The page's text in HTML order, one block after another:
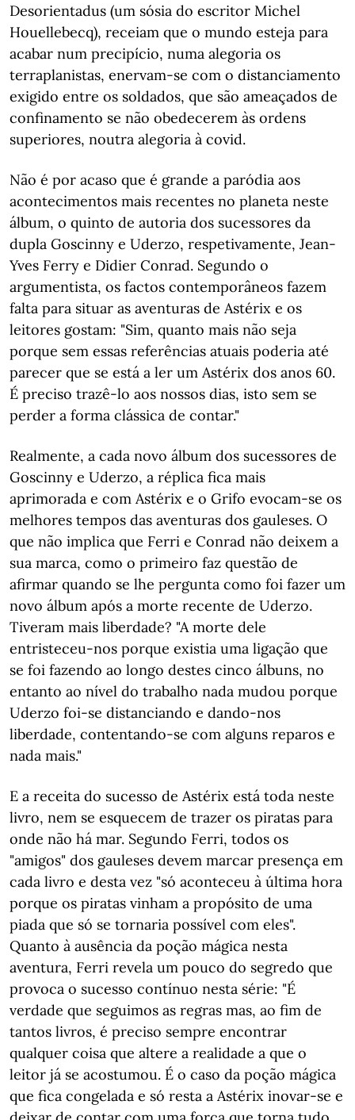
Desorientadus (um sósia do escritor Michel
Houellebecq), receiam que o mundo esteja para
acabar num precipício, numa alegoria os
terraplanistas, enervam-se com o distanciamento
exigido entre os soldados, que são ameaçados de
confinamento se não obedecerem às ordens
superiores, noutra alegoria à covid.
Não é por acaso que é grande a paródia aos
acontecimentos mais recentes no planeta neste
álbum, o quinto de autoria dos sucessores da
dupla Goscinny e Uderzo, respetivamente, Jean-
Yves Ferry e Didier Conrad. Segundo o
argumentista, os factos contemporâneos fazem
falta para situar as aventuras de Astérix e os
leitores gostam: "Sim, quanto mais não seja
porque sem essas referências atuais poderia até
parecer que se está a ler um Astérix dos anos 60.
É preciso trazê-lo aos nossos dias, isto sem se
perder a forma clássica de contar."
Realmente, a cada novo álbum dos sucessores de
Goscinny e Uderzo, a réplica fica mais
aprimorada e com Astérix e o Grifo evocam-se os
melhores tempos das aventuras dos gauleses. O
que não implica que Ferri e Conrad não deixem a
sua marca, como o primeiro faz questão de
afirmar quando se lhe pergunta como foi fazer um
novo álbum após a morte recente de Uderzo.
Tiveram mais liberdade? "A morte dele
entristeceu-nos porque existia uma ligação que
se foi fazendo ao longo destes cinco álbuns, no
entanto ao nível do trabalho nada mudou porque
Uderzo foi-se distanciando e dando-nos
liberdade, contentando-se com alguns reparos e
nada mais."
E a receita do sucesso de Astérix está toda neste
livro, nem se esquecem de trazer os piratas para
onde não há mar. Segundo Ferri, todos os
"amigos" dos gauleses devem marcar presença em
cada livro e desta vez "só aconteceu à última hora
porque os piratas vinham a propósito de uma
piada que só se tornaria possível com eles".
Quanto à ausência da poção mágica nesta
aventura, Ferri revela um pouco do segredo que
provoca o sucesso contínuo nesta série: "É
verdade que seguimos as regras mas, ao fim de
tantos livros, é preciso sempre encontrar
qualquer coisa que altere a realidade a que o
leitor já se acostumou. É o caso da poção mágica
que fica congelada e só resta a Astérix inovar-se e